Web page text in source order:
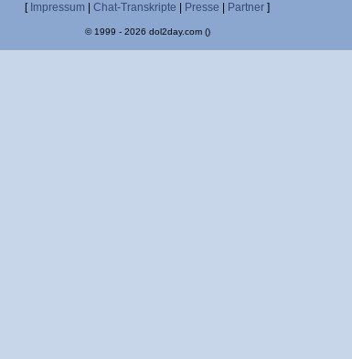
[ Impressum Chat-Transkripte Presse Partner ]
© 1999 - 2026 dol2day.com ()